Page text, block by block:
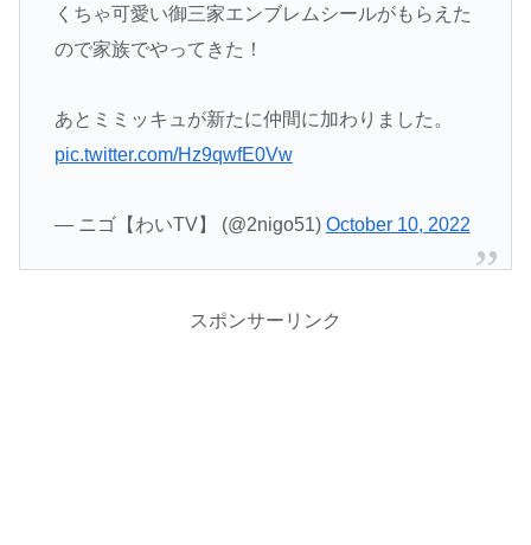
くちゃ可愛い御三家エンブレムシールがもらえた
ので家族でやってきた！
あとミミッキュが新たに仲間に加わりました。
pic.twitter.com/Hz9qwfE0Vw
— ニゴ【わいTV】 (@2nigo51) October 10, 2022
スポンサーリンク